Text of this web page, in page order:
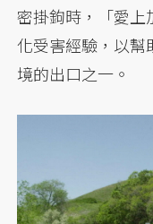
密掛鉤時，「愛上
化受害經驗，以幫
境的出口之一。